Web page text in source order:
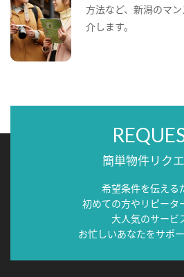
方法など、新潟のマ
介します。
簡単物件リク
希望条件を伝える
初めての方やリピータ
大人気のサービ
お忙しいあなたをサポー